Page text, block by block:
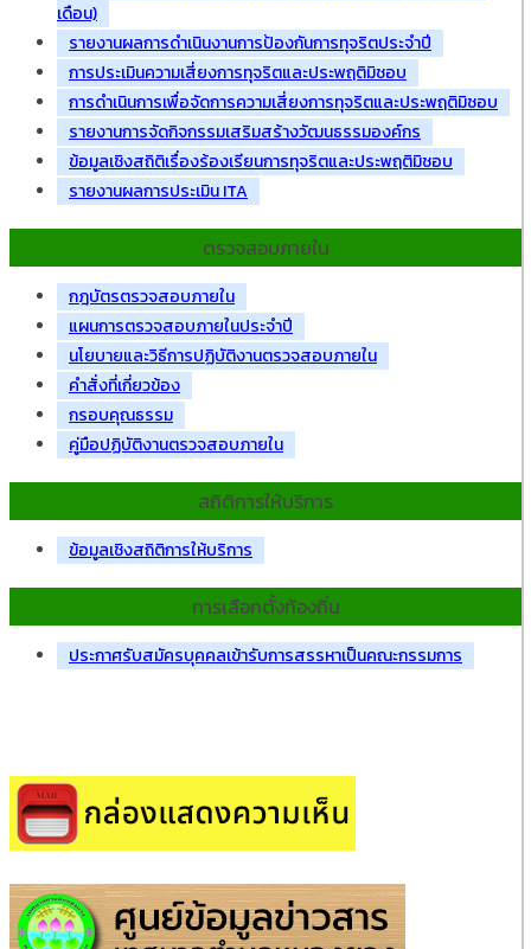
เดือน)
รายงานผลการดำเนินงานการป้องกันการทุจริตประจำปี
การประเมินความเสี่ยงการทุจริตและประพฤติมิชอบ
การดำเนินการเพื่อจัดการความเสี่ยงการทุจริตและประพฤติมิชอบ
รายงานการจัดกิจกรรมเสริมสร้างวัฒนธรรมองค์กร
ข้อมูลเชิงสถิติเรื่องร้องเรียนการทุจริตและประพฤติมิชอบ
รายงานผลการประเมิน ITA
ตรวจสอบภายใน
กฎบัตรตรวจสอบภายใน
แผนการตรวจสอบภายในประจำปี
นโยบายและวิธีการปฏิบัติงานตรวจสอบภายใน
คำสั่งที่เกี่ยวข้อง
กรอบคุณธรรม
คู่มือปฏิบัติงานตรวจสอบภายใน
สถิติการให้บริการ
ข้อมูลเชิงสถิติการให้บริการ
การเลือกตั้งท้องถิ่น
ประกาศรับสมัครบุคคลเข้ารับการสรรหาเป็นคณะกรรมการ